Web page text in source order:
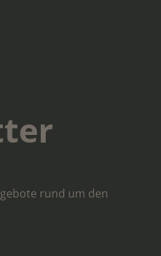
rund um den